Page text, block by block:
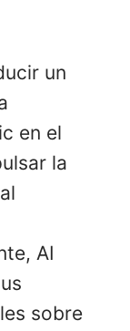
un
en el
la
AI
sobre